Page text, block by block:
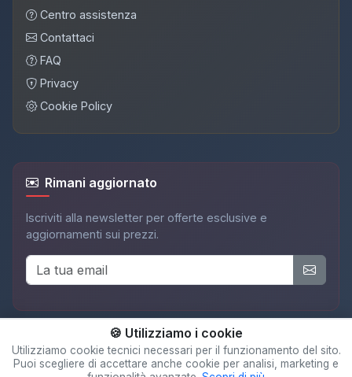
Centro assistenza
Contattaci
FAQ
Privacy
Cookie Policy
Rimani aggiornato
Iscriviti alla newsletter per offerte esclusive e
aggiornamenti sui prezzi.
© 2025 Adispot. Tutti i diritti riservati.
🍪 Utilizziamo i cookie
Utilizziamo cookie tecnici necessari per il funzionamento del sito.
Puoi scegliere di accettare anche cookie per analisi, marketing e